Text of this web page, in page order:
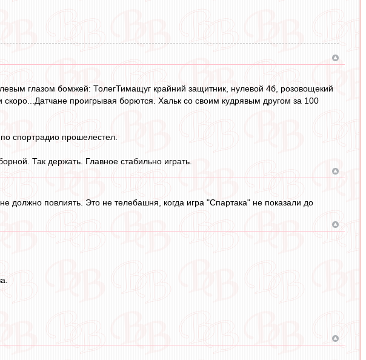
глазом бомжей: ТолегТимащуг крайний защитник, нулевой 4б, розовощекий
проигрывая борются. Хальк со своим кудрявым другом за 100
спортрадио прошелестел.
Так держать. Главное стабильно играть.
должно повлиять. Это не телебашня, когда игра "Спартака" не показали до